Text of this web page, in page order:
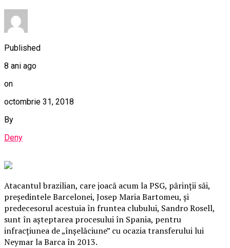
Published
8 ani ago
on
octombrie 31, 2018
By
Deny
Atacantul brazilian, care joacă acum la PSG, părinţii săi,
preşedintele Barcelonei, Josep Maria Bartomeu, şi
predecesorul acestuia în fruntea clubului, Sandro Rosell,
sunt în aşteptarea procesului în Spania, pentru
infracţiunea de „înşelăciune” cu ocazia transferului lui
Neymar la Barca în 2013.